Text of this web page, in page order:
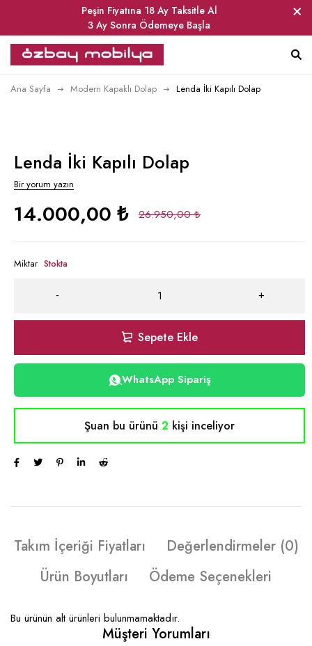
Peşin Fiyatına 18 Ay Taksitle Al
3 Ay Sonra Ödemeye Başla
Ana Sayfa Modern Kapaklı Dolap Lenda İki Kapılı Dolap
Lenda İki Kapılı Dolap
Bir yorum yazın
26.950,00₺
14.000,00 ₺
Miktar Stokta
Sepete Ekle
WhatsApp Sipariş
Şuan bu ürünü 2 kişi inceliyor
Takım İçeriği Fiyatları
Değerlendirmeler (0)
Ürün Boyutları
Ödeme Seçenekleri
Bu ürünün alt ürünleri bulunmamaktadır.
Müşteri Yorumları